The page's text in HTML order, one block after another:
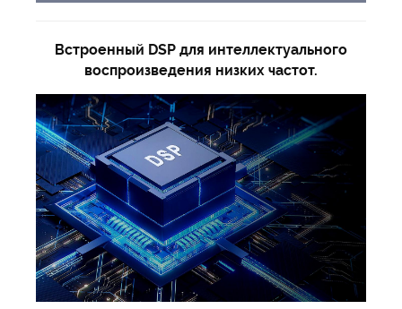
Встроенный DSP для интеллектуального
воспроизведения низких частот.